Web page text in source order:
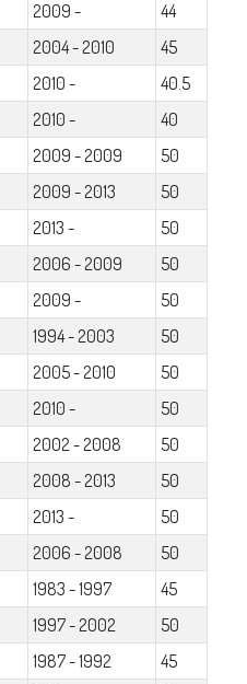
2009 -
44
2004 - 2010
45
2010 -
40.5
2010 -
40
2009 - 2009
50
2009 - 2013
50
2013 -
50
2006 - 2009
50
2009 -
50
1994 - 2003
50
2005 - 2010
50
2010 -
50
2002 - 2008
50
2008 - 2013
50
2013 -
50
2006 - 2008
50
1983 - 1997
45
1997 - 2002
50
1987 - 1992
45